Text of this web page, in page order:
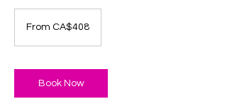
From CA$408
Book Now